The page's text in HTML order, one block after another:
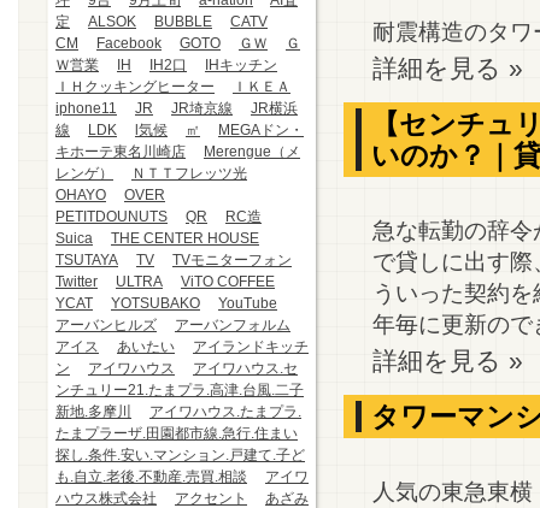
定
ALSOK BUBBLE
CATV
CM
Facebook GOTO ＧＷ
Ｇ
Ｗ営業
IH IH2口
IHキッチン
ＩＨクッキングヒーター
ＩＫＥＡ
iphone11
JR JR埼京線
JR横浜
線
LDK l気候 ㎡
MEGAドン・
キホーテ東名川崎店
Merengue（メ
レンゲ）
ＮＴＴフレッツ光
OHAYO
OVER
PETITDOUNUTS
QR
RC造
Suica
THE CENTER HOUSE
TSUTAYA
TV
TVモニターフォン
Twitter
ULTRA
ViTO COFFEE
YCAT
YOTSUBAKO
YouTube
アーバンヒルズ
アーバンフォルム
アイス
あいたい
アイランドキッチ
ン
アイワハウス
アイワハウス.セ
ンチュリー21.たまプラ.高津.台風.二子
新地.多摩川
アイワハウス.たまプラ.
たまプラーザ.田園都市線.急行.住まい
探し.条件.安い.マンション.戸建て.子ど
も.自立.老後.不動産.売買.相談
アイワ
ハウス株式会社
アクセント
あざみ
耐震構造のタ
詳細を見る »
【センチュ
いのか？｜
急な転勤の辞
で貸しに出す
ういった契約
年毎に更新の
詳細を見る »
タワーマン
人気の東急東